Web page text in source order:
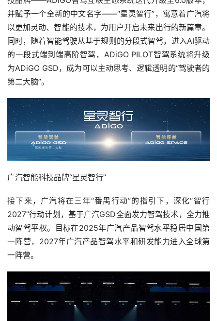
并赋予一个全新的中文名字——“星灵智行”，寓意着广汽将
以更加灵动、智能的技术，为用户开启未来出行的新篇章。
同时， 随着智能驾驶从基于规则的分段式智驾，进入AI驱动
的一段式端到端高阶智驾，ADiGO PILOT智驾系统将升级
为ADiGO GSD，成为可以主动思考、逻辑透明的“驾驶者的
第二大脑”。
广汽智能科技品牌“星灵智行”
接下来，广汽将在三年“番禺行动”的指引下，深化“智行
2027”行动计划，基于广汽GSD全面发力智驾技术，全力推
动智驾平权。目标在2025年广汽产品智驾水平稳居中国第
一阵营，2027年广汽产品智驾水平和研发能力进入全球第
一阵营。